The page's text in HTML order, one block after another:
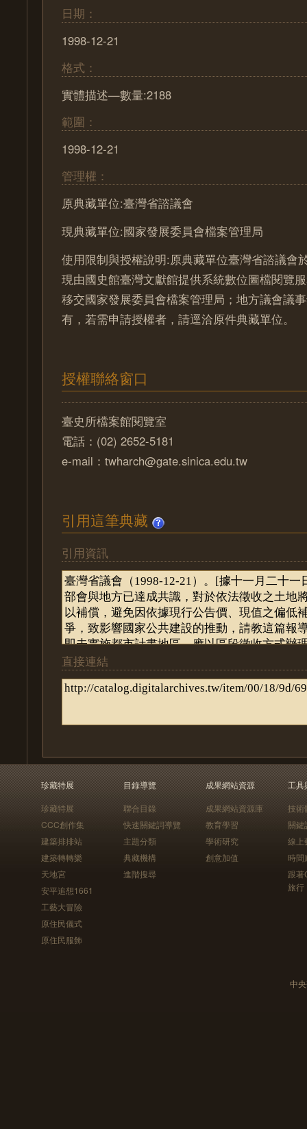
日期：
1998-12-21
格式：
實體描述—數量:2188
範圍：
1998-12-21
管理權：
原典藏單位:臺灣省諮議會
現典藏單位:國家發展委員會檔案管理局
使用限制與授權說明:原典藏單位臺灣省諮議會
現由國史館臺灣文獻館提供系統數位圖檔閱覽
移交國家發展委員會檔案管理局；地方議會議
有，若需申請授權者，請逕洽原件典藏單位。
授權聯絡窗口
臺史所檔案館閱覽室
電話：(02) 2652-5181
e-mail：twharch@gate.sinica.edu.tw
引用這筆典藏
引用資訊
直接連結
珍藏特展
珍藏特展
CCC創作集
建築排排站
建築轉轉樂
天地宮
安平追想1661
工藝大冒險
原住民儀式
原住民服飾
目錄導覽
聯合目錄
快速關鍵詞導覽
主題分類
典藏機構
進階搜尋
成果網站資源
成果網站資源庫
教育學習
學術研究
創意加值
工具
技術
關鍵
線上
時間
跟
旅行
中